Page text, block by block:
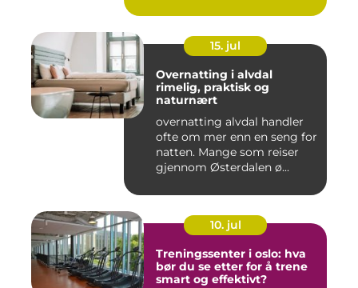
15. jul
Overnatting i alvdal
rimelig, praktisk og
naturnært
overnatting alvdal handler
ofte om mer enn en seng for
natten. Mange som reiser
gjennom Østerdalen ø...
10. jul
Treningssenter i oslo: hva
bør du se etter for å trene
smart og effektivt?